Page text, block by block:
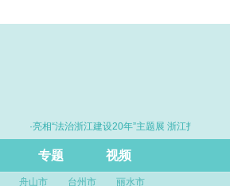
·亮相“法治浙江建设20年”主题展 浙江打造的这把“标
专题 视频
舟山市 台州市 丽水市